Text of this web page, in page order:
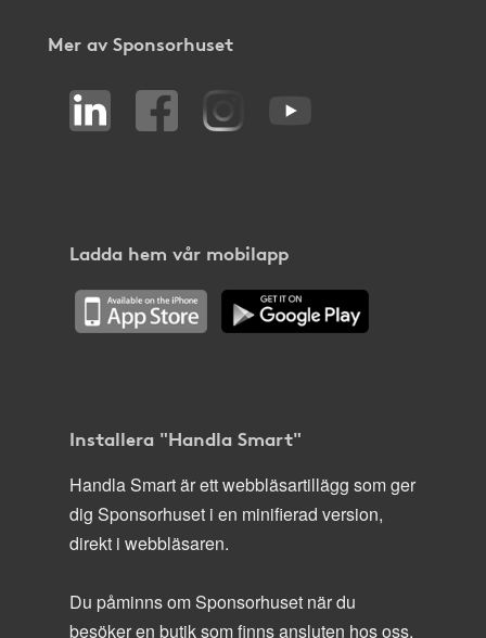
Mer av Sponsorhuset
Ladda hem vår mobilapp
Installera "Handla Smart"
Handla Smart är ett webbläsartillägg som ger
dig Sponsorhuset i en minifierad version,
direkt i webbläsaren.
Du påminns om Sponsorhuset när du
besöker en butik som finns ansluten hos oss.